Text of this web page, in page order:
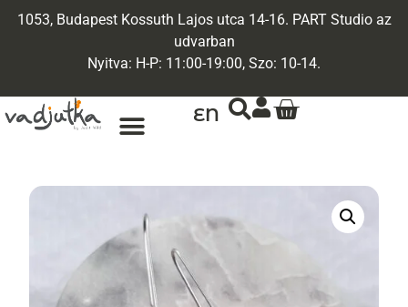
1053, Budapest Kossuth Lajos utca 14-16. PART Studio az
udvarban
Nyitva: H-P: 11:00-19:00, Szo: 10-14.
EN